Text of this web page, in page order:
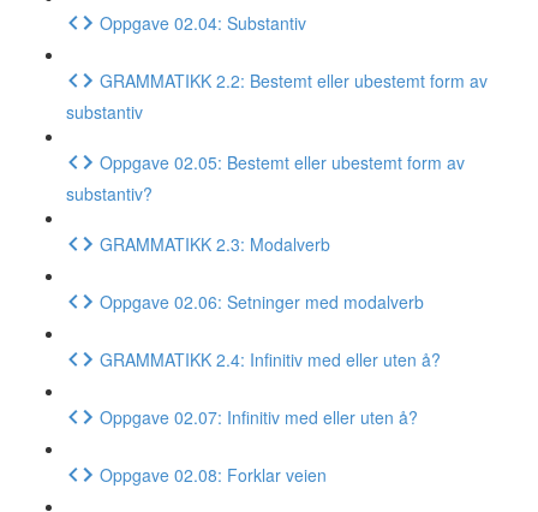
Oppgave 02.04: Substantiv
GRAMMATIKK 2.2: Bestemt eller ubestemt form av
substantiv
Oppgave 02.05: Bestemt eller ubestemt form av
substantiv?
GRAMMATIKK 2.3: Modalverb
Oppgave 02.06: Setninger med modalverb
GRAMMATIKK 2.4: Infinitiv med eller uten å?
Oppgave 02.07: Infinitiv med eller uten å?
Oppgave 02.08: Forklar veien